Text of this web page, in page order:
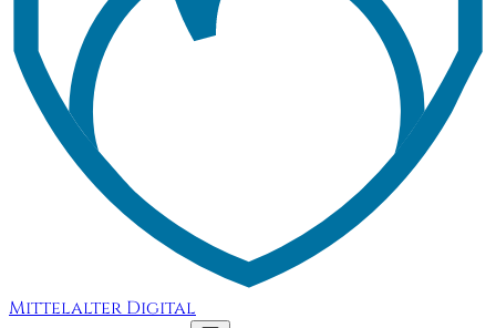
Mittelalter Digital